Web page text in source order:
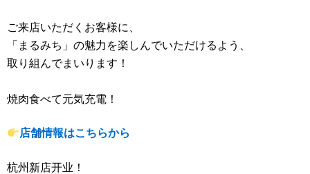
ご来店いただくお客様に、
「まるみち」の魅力を楽しんでいただけるよう、
取り組んでまいります！
焼肉食べて元気充電！
店舗情報はこちらから
杭州新店开业！